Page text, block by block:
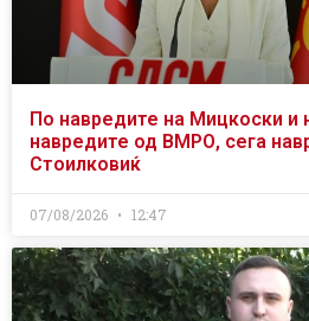
По навредите на Мицкоски и
навредите од ВМРО, сега
Стоилковиќ
07/08/2026 12:47